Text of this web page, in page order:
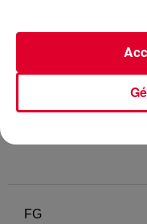
FG